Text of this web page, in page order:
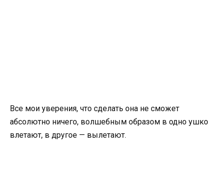
Все мои уверения, что сделать она не сможет
абсолютно ничего, волшебным образом в одно ушко
влетают, в другое — вылетают.